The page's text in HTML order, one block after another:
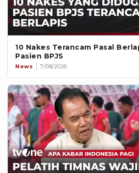
10 Nakes Terancam Pasal
Pasien BPJS
News 7/08/2026